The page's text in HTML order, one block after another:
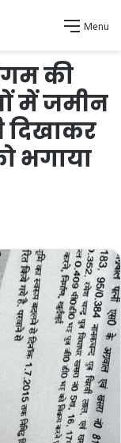
Menu
की
में जमीन
दिखाकर
भगाया